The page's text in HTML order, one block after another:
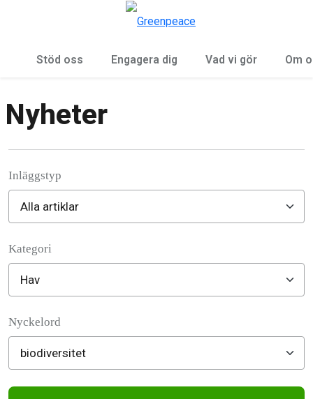
Stöd oss Engagera dig Vad vi gör Om
Nyheter
Inläggstyp
Kategori
Nyckelord